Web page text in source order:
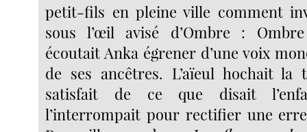
petit-fils en pleine ville comment
sous l’œil avisé d’Ombre :
écoutait Anka égrener d’une voix
de ses ancêtres. L’aïeul hochait la
satisfait de ce que disait
l’interrompait pour rectifier une